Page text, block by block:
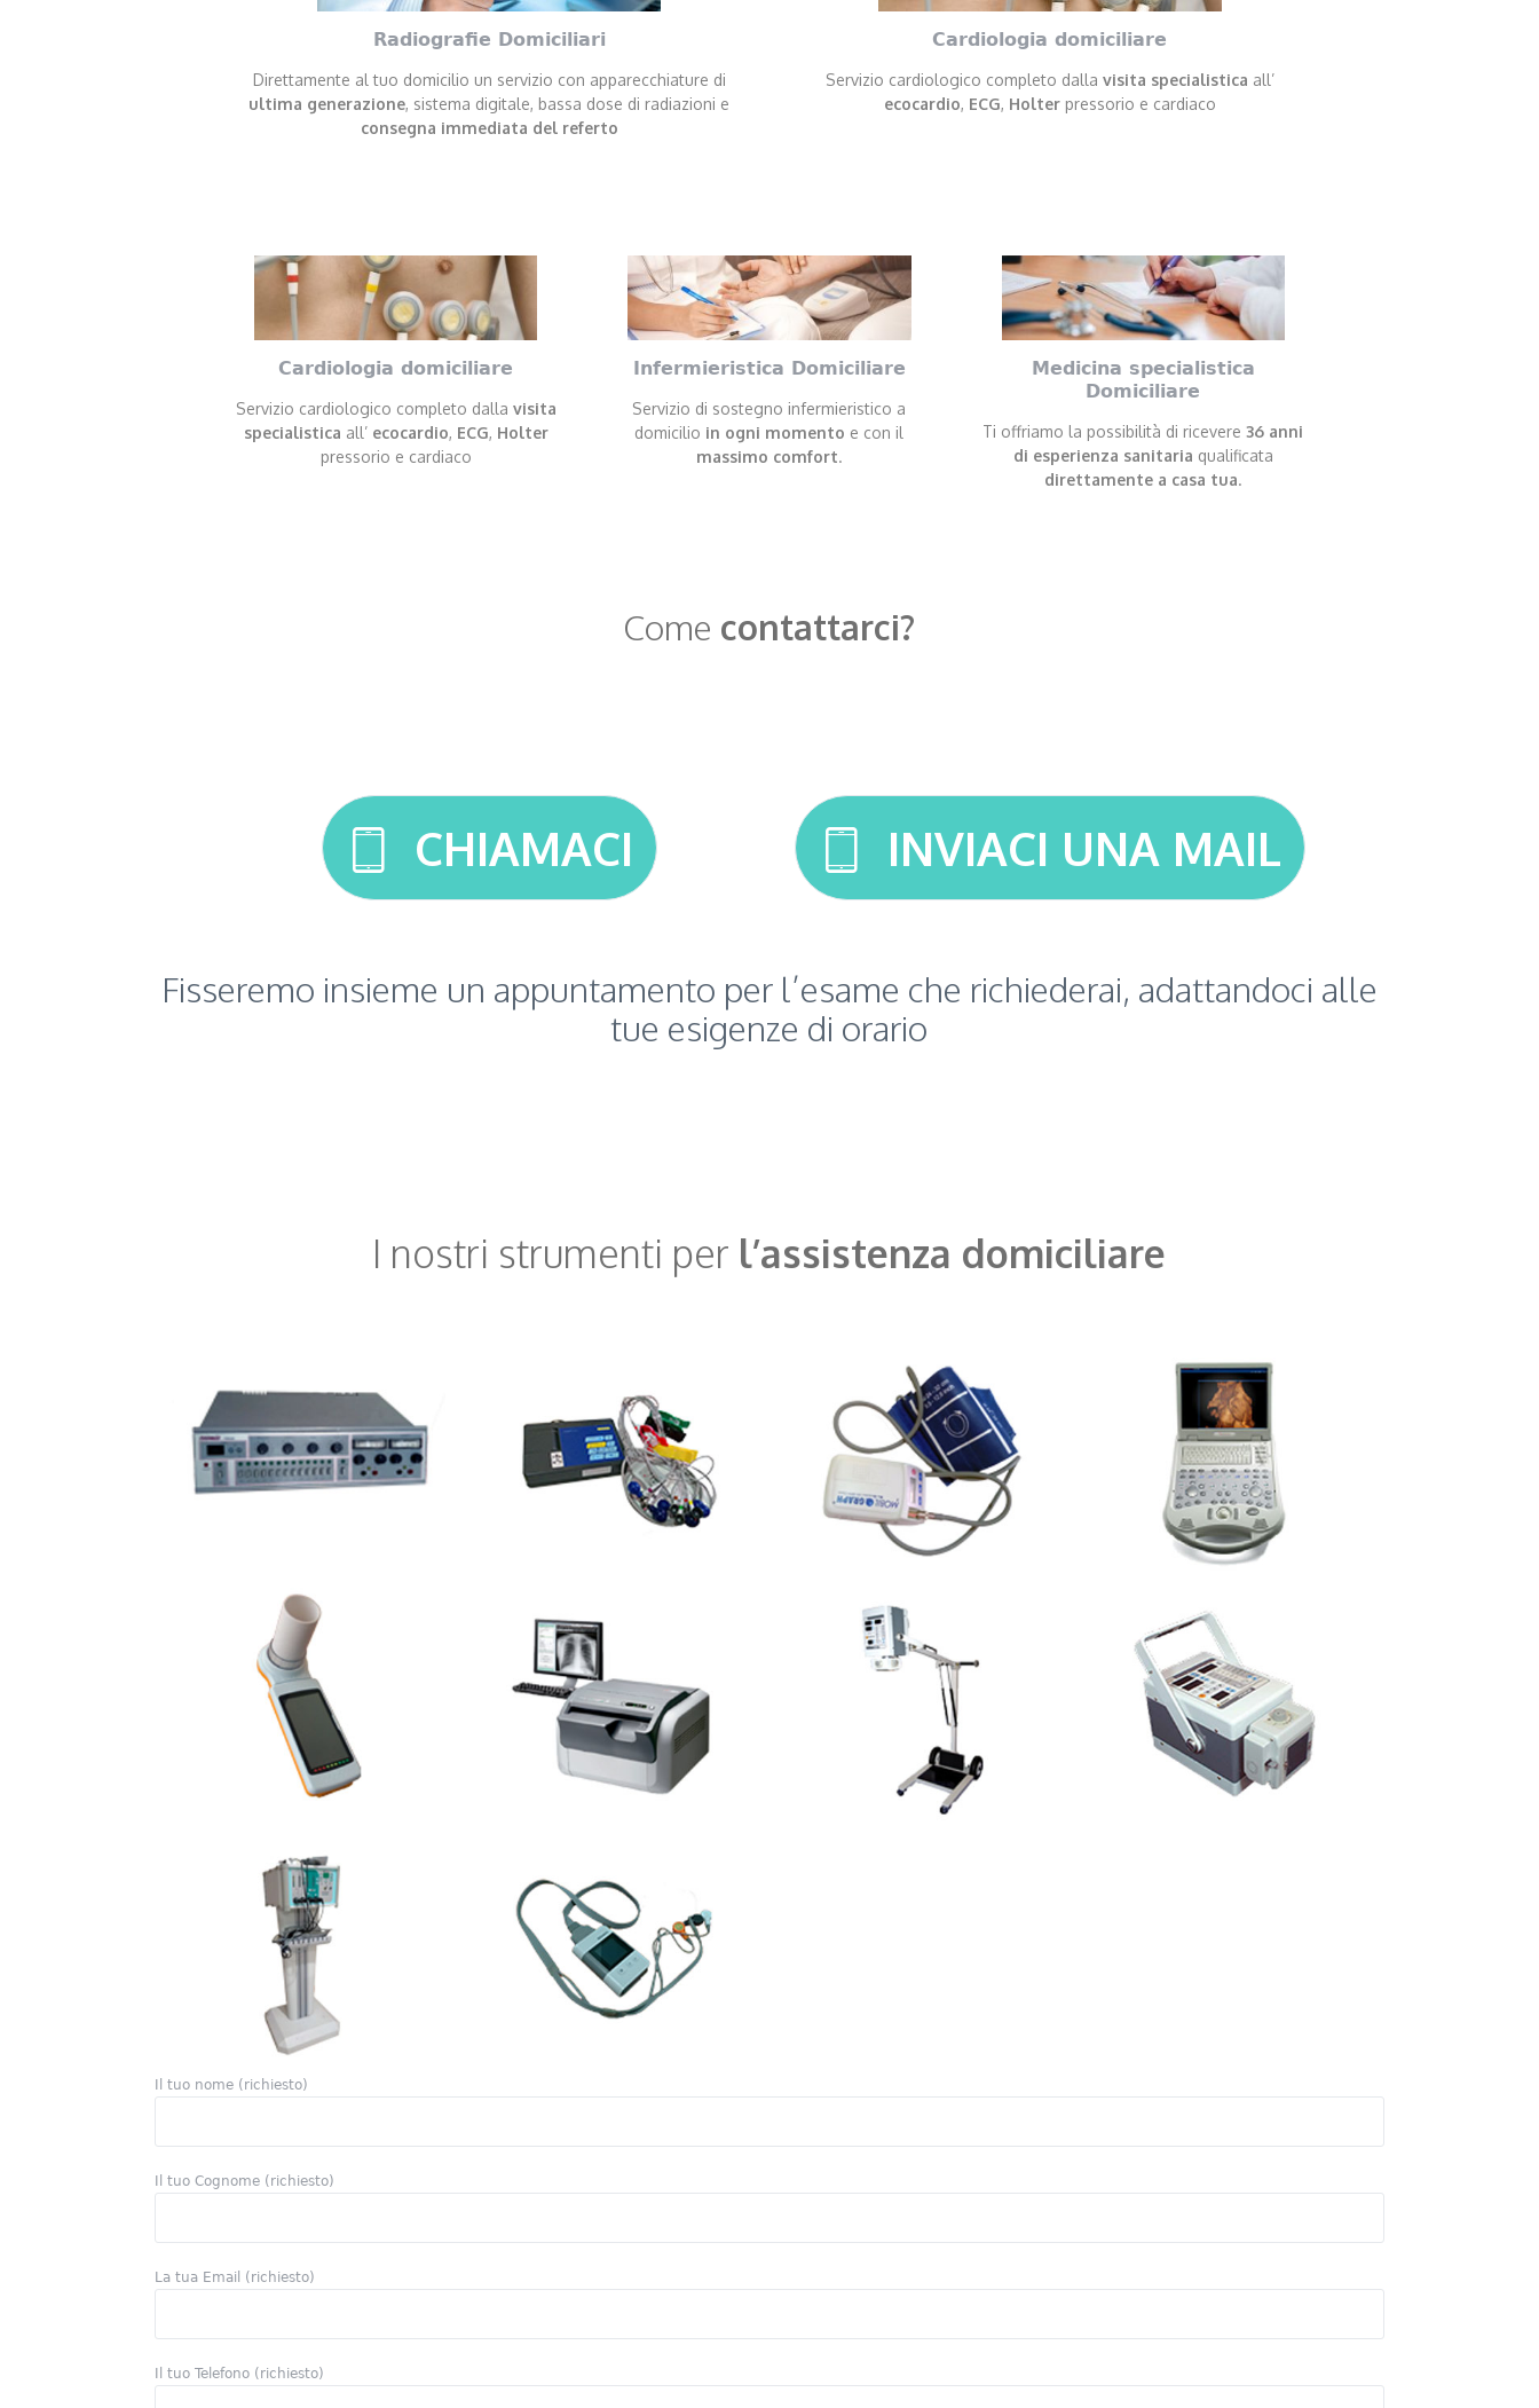
Radiografie Domiciliari
Direttamente al tuo domicilio un servizio con apparecchiature di
ultima generazione, sistema digitale, bassa dose di radiazioni e
consegna immediata del referto
Cardiologia domiciliare
Servizio cardiologico completo dalla visita specialistica all’
ecocardio, ECG, Holterpressorio e cardiaco
Cardiologia domiciliare
Servizio cardiologico completo dalla visita
specialistica all’ ecocardio, ECG, Holter
pressorio e cardiaco
Infermieristica Domiciliare
Servizio di sostegno infermieristico a
domicilio in ogni momento e con il
massimo comfort.
Medicina specialistica
Domiciliare
Ti offriamo la possibilità di ricevere36 anni
di esperienza sanitaria qualificata
direttamente a casa tua.
Come contattarci?
CHIAMACI INVIACI UNA MAIL
Fisseremo insieme un appuntamento per l’esame che richiederai, adattandoci alle
tue esigenze di orario
I nostri strumenti per l’assistenza domiciliare
TENS – Stimolazione
Elettrica Nervosa
Transcutanea
ECG portatile Holter Pressorio Ecografo portatile
Sprirometro
Il tuo nome (richiesto)
Il tuo Cognome (richiesto)
La tua Email (richiesto)
Il tuo Telefono (richiesto)